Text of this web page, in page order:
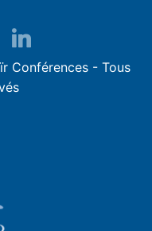
Conférences - Tous